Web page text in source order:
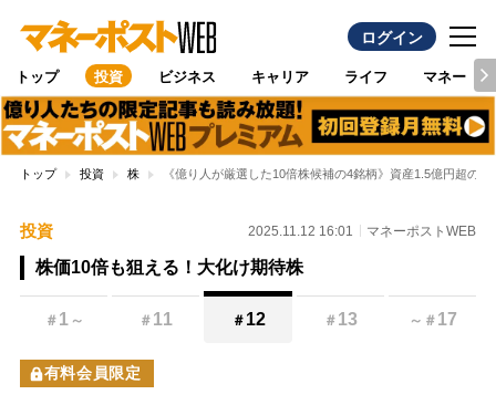
ログイン
トップ 投資 ビジネス キャリア ライフ マネー
トップ 投資 株 《億り人が厳選した10倍株候補の4銘柄》資産1.5億円超
投資 2025.11.12 16:01 マネーポストWEB
株価10倍も狙える！大化け期待株
＃ 1 ～ ＃ 11 ＃ 12 ＃ 13 ～ ＃ 17
有料会員限定